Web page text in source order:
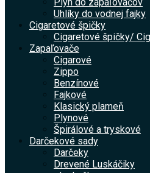
Uhlíky do vodnej fajky
Cigaretové špičky
Cigaretové špičky/
Zapaľovače
Cigarové
Zippo
Benzínové
Fajkové
Klasický plameň
Plynové
Špirálové a tryskové
Darčekové sady
Darčeky
Drevené Luskáčiky